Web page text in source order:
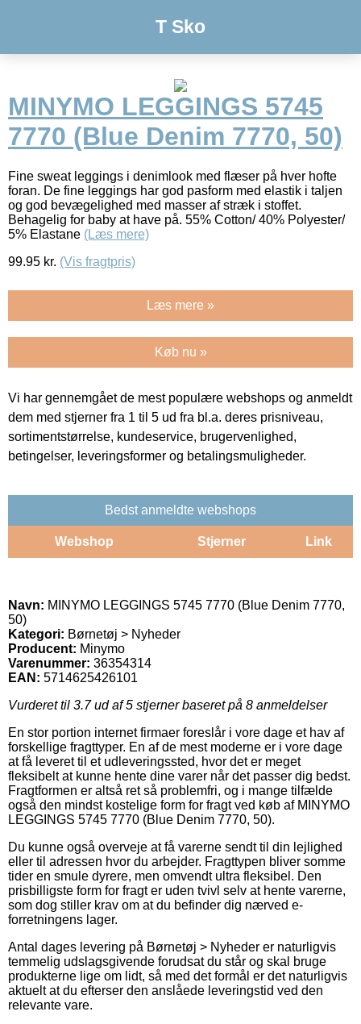
T Sko
MINYMO LEGGINGS 5745
7770 (Blue Denim 7770, 50)
Fine sweat leggings i denimlook med flæser på hver hofte
foran. De fine leggings har god pasform med elastik i taljen
og god bevægelighed med masser af stræk i stoffet.
Behagelig for baby at have på. 55% Cotton/ 40% Polyester/
5% Elastane (Læs mere)
99.95 kr. (Vis fragtpris)
Læs mere »
Køb nu »
Vi har gennemgået de mest populære webshops og anmeldt
dem med stjerner fra 1 til 5 ud fra bl.a. deres prisniveau,
sortimentstørrelse, kundeservice, brugervenlighed,
betingelser, leveringsformer og betalingsmuligheder.
Bedst anmeldte webshops
Webshop Stjerner Link
Navn: MINYMO LEGGINGS 5745 7770 (Blue Denim 7770,
50)
Kategori: Børnetøj > Nyheder
Producent: Minymo
Varenummer: 36354314
EAN: 5714625426101
Vurderet til 3.7ud af 5 stjerner baseret på 8 anmeldelser
En stor portion internet firmaer foreslår i vore dage et hav af
forskellige fragttyper. En af de mest moderne er i vore dage
at få leveret til et udleveringssted, hvor det er meget
fleksibelt at kunne hente dine varer når det passer dig bedst.
Fragtformen er altså ret så problemfri, og i mange tilfælde
også den mindst kostelige form for fragt ved køb af MINYMO
LEGGINGS 5745 7770 (Blue Denim 7770, 50).
Du kunne også overveje at få varerne sendt til din lejlighed
eller til adressen hvor du arbejder. Fragttypen bliver somme
tider en smule dyrere, men omvendt ultra fleksibel. Den
prisbilligste form for fragt er uden tvivl selv at hente varerne,
som dog stiller krav om at du befinder dig nærved e-
forretningens lager.
Antal dages levering på Børnetøj > Nyheder er naturligvis
temmelig udslagsgivende forudsat du står og skal bruge
produkterne lige om lidt, så med det formål er det naturligvis
aktuelt at du efterser den anslåede leveringstid ved den
relevante vare.